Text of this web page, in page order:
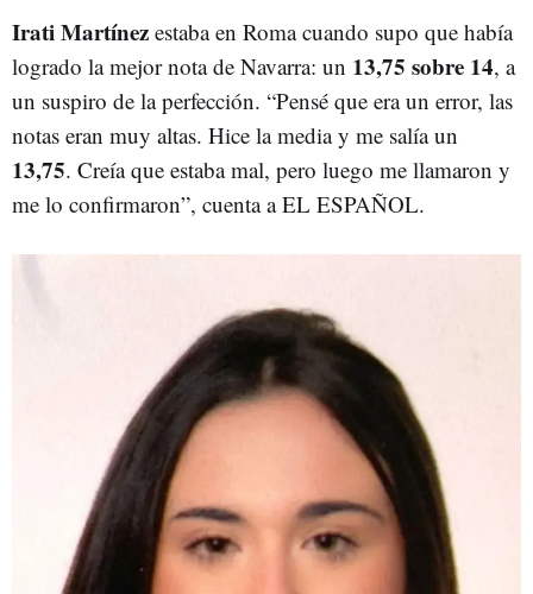
Irati Martínez estaba en Roma cuando supo que había
logrado la mejor nota de Navarra: un 13,75 sobre 14, a
un suspiro de la perfección. “Pensé que era un error, las
notas eran muy altas. Hice la media y me salía un
13,75. Creía que estaba mal, pero luego me llamaron y
me lo confirmaron”, cuenta a EL ESPAÑOL.